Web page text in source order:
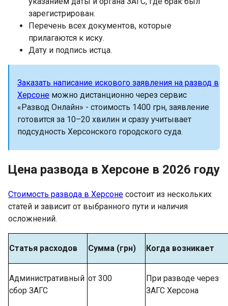
зарегистрирован.
Перечень всех документов, которые
прилагаются к иску.
Дату и подпись истца.
Заказать написание искового заявления на развод в
Херсоне можно дистанционно через сервис
«Развод Онлайн» - стоимость 1400 грн, заявление
готовится за 10–20 хвилин и сразу учитывает
подсудность Херсонского городского суда.
Цена развода в Херсоне в 2026 году
Стоимость развода в Херсоне состоит из нескольких
статей и зависит от выбранного пути и наличия
осложнений.
Статья расходов Сумма (грн) Когда возникает
Административный
сбор ЗАГС
от 300
При разводе через
ЗАГС Херсона